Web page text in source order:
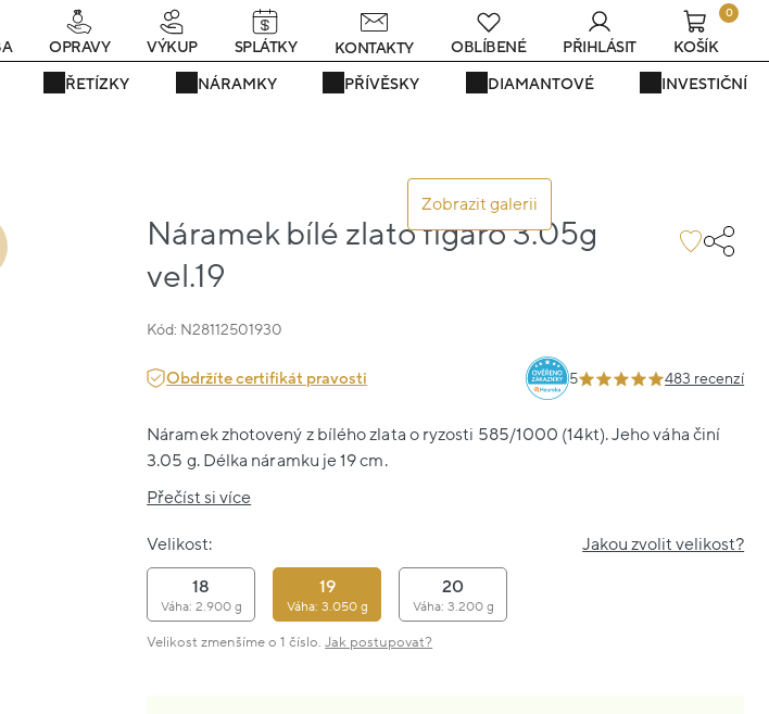
SRPEN20 23 dní : 10h : 40m : 20s
ŘETÍZKY NÁRAMKY PŘÍVĚSKY DIAMANTOVÉ INVESTIČNÍ
OPRAVY VÝKUP SPLÁTKY KONTAKTY OBLÍBENÉ PŘIHLÁSIT
0
KOŠÍK
Zobrazit galerii
Náramek bílé zlato figaro 3.05g
vel.19
Kód: N28112501930
Obdržíte certifikát pravosti 5 483 recenzí
Náramek zhotovený z bílého zlata o ryzosti 585/1000 (14kt). Jeho váha činí
3.05 g. Délka náramku je 19 cm.
Přečíst si více
Velikost: Jakou zvolit velikost?
18
Váha: 2.900 g
19
Váha: 3.050 g
20
Váha: 3.200 g
Velikost zmenšíme o 1 číslo.Jak postupovat?